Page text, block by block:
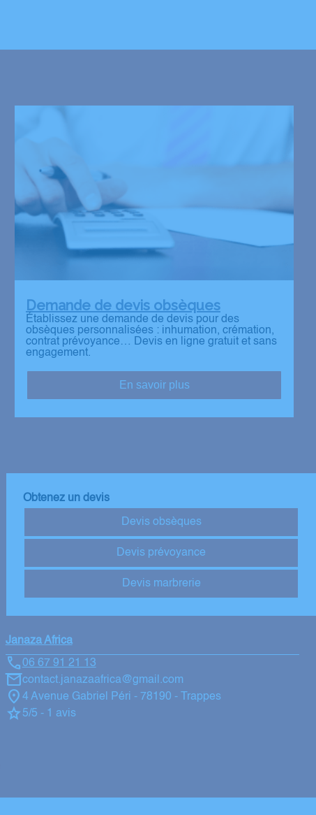
Demande de devis obsèques
Établissez une demande de devis pour des
obsèques personnalisées : inhumation, crémation,
contrat prévoyance… Devis en ligne gratuit et sans
engagement.
En savoir plus
Obtenez un devis
Devis obsèques
Devis prévoyance
Devis marbrerie
Janaza Africa
06 67 91 21 13
contact.janazaafrica@gmail.com
4 Avenue Gabriel Péri - 78190 - Trappes
5/5 - 1 avis